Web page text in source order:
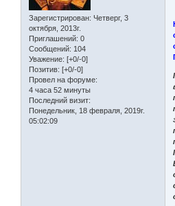
Зарегистрирован: Четверг, 3
октября, 2013г.
Приглашений: 0
Сообщений: 104
Уважение: [+0/-0]
Позитив: [+0/-0]
Провел на форуме:
4 часа 52 минуты
Последний визит:
Понедельник, 18 февраля, 2019г.
05:02:09